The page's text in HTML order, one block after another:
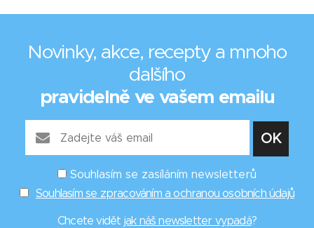
Novinky, akce, recepty a mnoho
dalšího
pravidelně ve vašem emailu
Souhlasím se zasíláním newsletterů
Souhlasím se zpracováním a ochranou osobních údajů
Chcete vidět jak náš newsletter vypadá?